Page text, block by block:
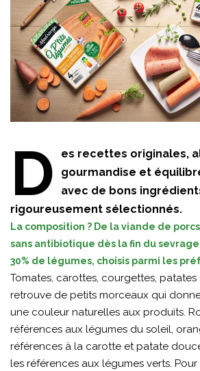
D
es recettes originales,
gourmandise et
avec de bons
rigoureusement sélectionnés.
La composition ? De la viande de
sans antibiotique dès la fin du
30% de légumes, choisis parmi les
Tomates, carottes, courgettes,
retrouve de petits morceaux qui
une couleur naturelles aux produits.
références aux légumes du soleil,
références à la carotte et patate
les références aux légumes verts.